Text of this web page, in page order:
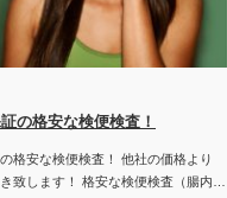
の格安な検便検査！
格安な検便検査！ 他社の価格より
致します！ 格安な検便検査（腸内…